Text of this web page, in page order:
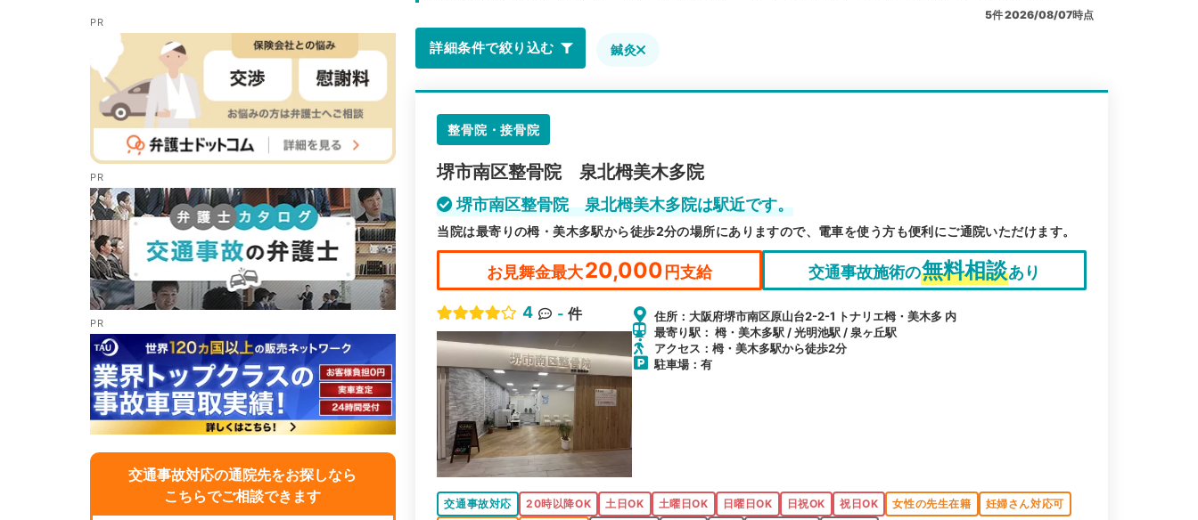
交通事故対応の通院先をお探しなら
こちらでご相談できます
5件2026/08/07時点
詳細条件で絞り込む 鍼灸
整骨院・接骨院
堺市南区整骨院 泉北栂美木多院
堺市南区整骨院 泉北栂美木多院は駅近です。
当院は最寄りの栂・美木多駅から徒歩2分の場所にありますので、電車を使う方も便利にご通院いただけます。
お見舞金最大20,000円支給 交通事故施術の無料相談あり
4 - 件
住所：大阪府堺市南区原山台2-2-1 トナリエ栂・美木多 内
最寄り駅： 栂・美木多駅 / 光明池駅 / 泉ヶ丘駅
アクセス：栂・美木多駅から徒歩2分
駐車場：有
交通事故対応 20時以降OK 土日OK 土曜日OK 日曜日OK 日祝OK 祝日OK 女性の先生在籍
妊婦さん対応可